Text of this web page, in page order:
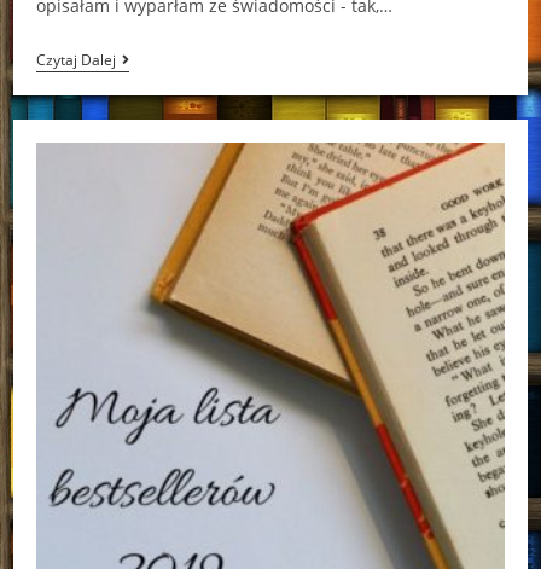
opisałam i wyparłam ze świadomości - tak,…
Czytaj DalejRozczarowania
Książkowe
2019